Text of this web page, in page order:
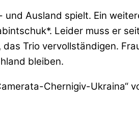
Ausland spielt. Ein
Leider muss er
Trio vervollständigen.
bleiben.
Chernigiv-Ukraina“